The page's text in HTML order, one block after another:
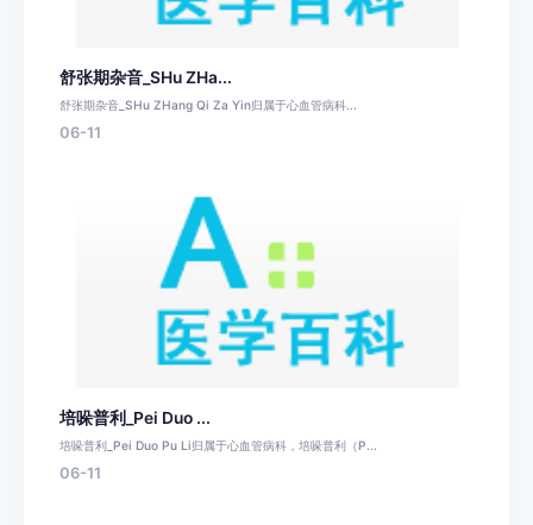
舒张期杂音_SHu ZHa...
舒张期杂音_SHu ZHang Qi Za Yin归属于心血管病科...
06-11
培哚普利_Pei Duo ...
培哚普利_Pei Duo Pu Li归属于心血管病科，培哚普利（P...
06-11